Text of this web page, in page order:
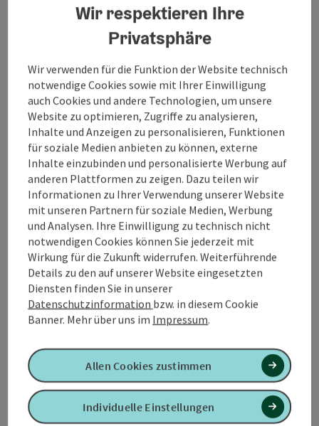
Die Sonnen-Runde startet beim Stadtamt in Altheim
und führt ins Stadtzentrum und weiter zur Rennbahn.
Nach einem leichten Anstieg geht es ca. 2 km bergab
und anschließend entlang der Ache zurück zum Start.
📌Einkehrmöglichkeitenin Altheim
📌 Das ist los inAltheim!
Tour und Routeninformationen
An der Strecke
Anreise/Lage
Eignung
Barrierefreiheit
Wir respektieren Ihre
Privatsphäre
Wir verwenden für die Funktion der Website technisch
notwendige Cookies sowie mit Ihrer Einwilligung
auch Cookies und andere Technologien, um unsere
Website zu optimieren, Zugriffe zu analysieren,
Inhalte und Anzeigen zu personalisieren, Funktionen
für soziale Medien anbieten zu können, externe
Inhalte einzubinden und personalisierte Werbung auf
anderen Plattformen zu zeigen. Dazu teilen wir
Informationen zu Ihrer Verwendung unserer Website
mit unseren Partnern für soziale Medien, Werbung
und Analysen. Ihre Einwilligung zu technisch nicht
notwendigen Cookies können Sie jederzeit mit
Wirkung für die Zukunft widerrufen. Weiterführende
Details zu den auf unserer Website eingesetzten
Diensten finden Sie in unserer
Datenschutzinformation bzw. in diesem Cookie
Banner. Mehr über uns im Impressum.
Individuelle Einstellungen
Allen Cookies zustimmen